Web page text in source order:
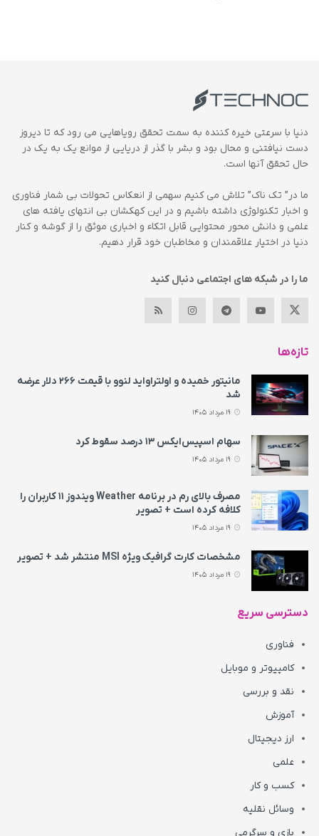
دنیا با سرعتی خیره کننده به سمت تحقق رویاهایی می رود که تا دیروز
دست نیافتنی و محال بود و بشر با گذر از دریایی از موانع یک به یک در
حال تحقق آنها است.
ما در” تک ناک” تلاش می کنیم سهمی از انعکاس تحولات بی شمار فناوری
و اخبار تکنولوژی داشته باشیم و در این کهکشان بی انتهای یافته های
علمی و دانش محور محتوایی قابل اتکاء و اخباری موثق را از گوشه و کنار
دنیا در اختیار علاقمندان و مخاطبان خود قرار دهیم.
ما را در شبکه های اجتماعی دنبال کنید
تازه‌ها
مانیتور خمیده و اولتراواید لنوو با قیمت ۲۶۶ دلار عرضه
شد
سهام اسپیس‌ایکس ۱۳ درصد سقوط کرد
مصرف بالای رم در برنامه Weather ویندوز ۱۱ کاربران را
کلافه کرده است + تصویر
مشخصات کارت گرافیک ویژه MSI منتشر شد + تصویر
دسترسی سریع
فناوری
کامپیوتر و موبایل
نقد و بررسی
آموزش
ارز دیجیتال
علمی
کسب و کار
وسائل نقلیه
بازی و سرگرمی